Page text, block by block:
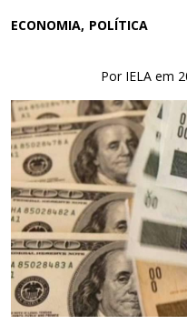
ECONOMIA POLÍTICA
Por IELA em